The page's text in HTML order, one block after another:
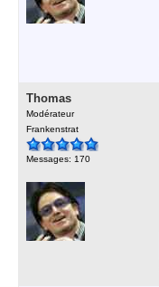
Thomas
Modérateur
Frankenstrat
Messages: 170